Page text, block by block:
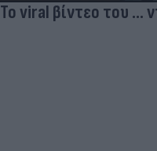
Το viral βίντεο του ...